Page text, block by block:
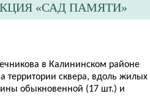
«САД ПАМЯТИ»
в Калининском районе
сквера, вдоль жилых
обыкновенной (17 шт.) и